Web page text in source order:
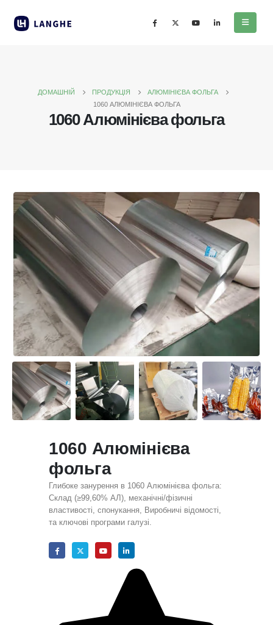
ДОМАШНІЙ ПРОДУКЦІЯ
АЛЮМІНІЄВА ФОЛЬГА
1060 АЛЮМІНІЄВА ФОЛЬГА
1060 Алюмінієва фольга
1060 Алюмінієва
фольга
Глибоке занурення в 1060 Алюмінієва фольга:
Склад (≥99,60% АЛ), механічні/фізичні
властивості, спонукання, Виробничі відомості,
та ключові програми галузі.